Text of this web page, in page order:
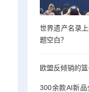
世界遗产名录
题空白？
欧盟反倾销的
300余款AI新